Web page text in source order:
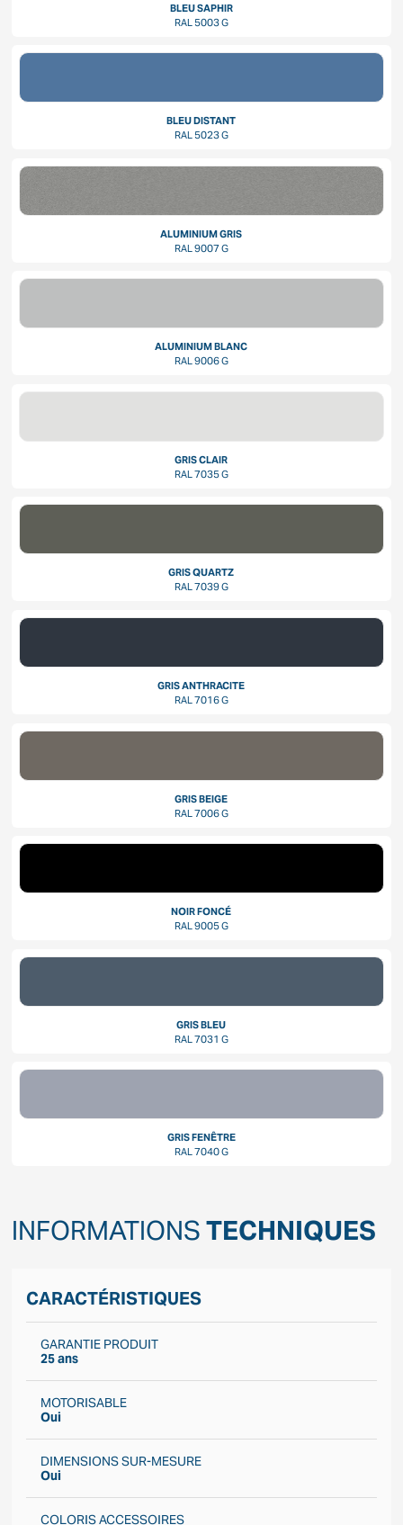
BLEU SAPHIR
RAL 5003 G
BLEU DISTANT
RAL 5023 G
ALUMINIUM GRIS
RAL 9007 G
ALUMINIUM BLANC
RAL 9006 G
GRIS CLAIR
RAL 7035 G
GRIS QUARTZ
RAL 7039 G
GRIS ANTHRACITE
RAL 7016 G
GRIS BEIGE
RAL 7006 G
NOIR FONCÉ
RAL 9005 G
GRIS BLEU
RAL 7031 G
GRIS FENÊTRE
RAL 7040 G
INFORMATIONSTECHNIQUES
CARACTÉRISTIQUES
GARANTIE PRODUIT
25 ans
MOTORISABLE
Oui
DIMENSIONS SUR-MESURE
Oui
COLORIS ACCESSOIRES